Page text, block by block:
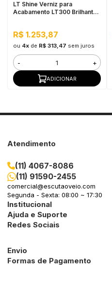
LT Shine Verniz para
Acabamento LT300 Brilhante
R$ 1.253,87
ou 4xde R$ 313,47 sem juros
- +
ADICIONAR
Atendimento
(11) 4067-8086
(11) 91590-2455
comercial@escutaoveio.com
Segunda - Sexta: 08:00 ~ 17:30
Institucional
Ajuda e Suporte
Redes Sociais
Envio
Formas de Pagamento